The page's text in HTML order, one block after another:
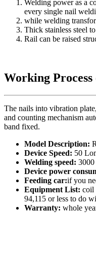
Welding power as a
every single nail
while welding
Thick stainless steel
Rail can be raised
Working
The nails into vibration plate,
and counting mechanism
band fixed.
Model Description:
Device Speed: 50
Welding speed: 3000
Device power
Feeding car:if you
Equipment List: coil
94,115 or less to do
Warranty: whole